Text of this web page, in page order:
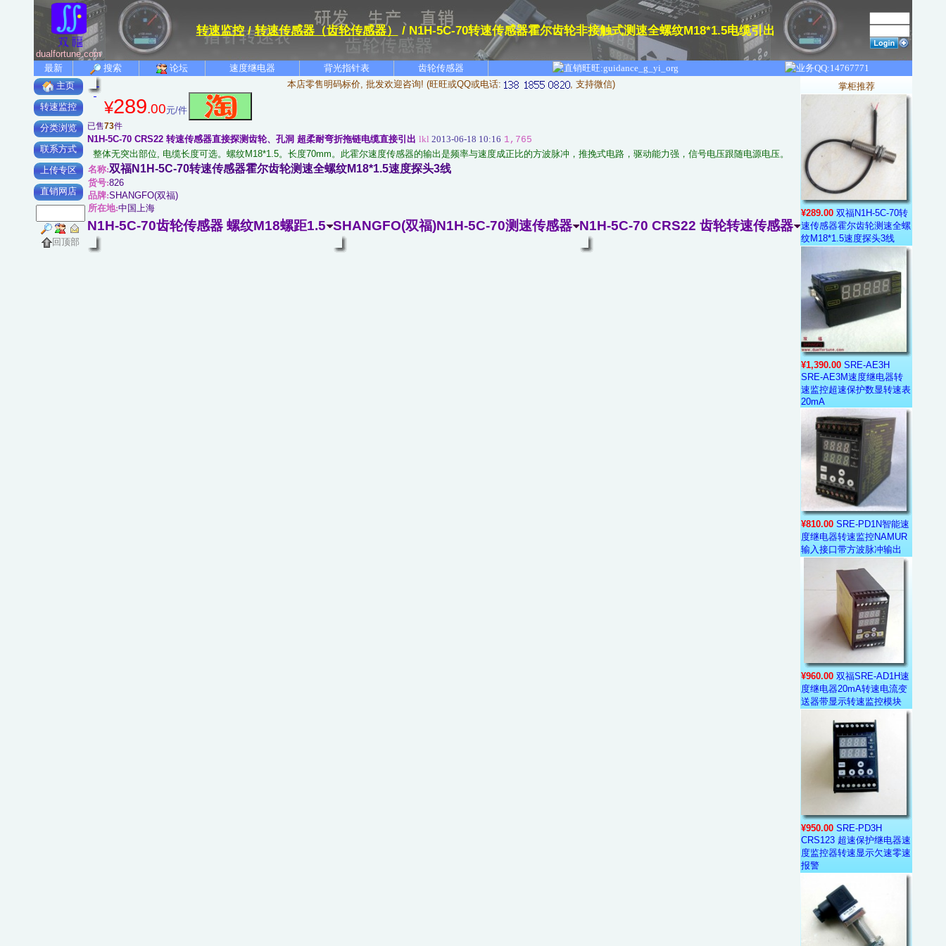
dualfortune.com
转速监控/转速传感器（齿轮传感器） / N1H-5C-70转速传感器霍尔齿轮非接触式测速全螺纹M18*1.5电缆引出
最新 搜索 论坛 速度继电器 背光指针表
齿轮传感器
主页
转速监控
分类浏览
联系方式
上传专区
直销网店
回顶部
本店零售明码标价, 批发欢迎咨询! (旺旺或QQ或电话: , 支持微信)
¥289.00元/件
已售73件
N1H-5C-70 CRS22 转速传感器直接探测齿轮、孔洞 超柔耐弯折拖链电缆直接引出 lkl 2013-06-18 10:16 1,765
整体无突出部位, 电缆长度可选。螺纹M18*1.5。长度70mm。此霍尔速度传感器的输出是频率与速度成正比的方波脉冲，推挽式电路，驱动能力强，信号电压跟随电源电压。
名称:双福N1H-5C-70转速传感器霍尔齿轮测速全螺纹M18*1.5速度探头3线
货号:826
品牌:SHANGFO(双福)
所在地:中国上海
N1H-5C-70齿轮传感器 螺纹M18螺距1.5 SHANGFO(双福)N1H-5C-70测速传感器 N1H-5C-70 CRS22 齿轮转速传感器
掌柜推荐
¥289.00 双福N1H-5C-70转
速传感器霍尔齿轮测速全螺
纹M18*1.5速度探头3线
¥1,390.00 SRE-AE3H
SRE-AE3M速度继电器转
速监控超速保护数显转速表
20mA
¥810.00 SRE-PD1N智能速
度继电器转速监控NAMUR
输入接口带方波脉冲输出
¥960.00 双福SRE-AD1H速
度继电器20mA转速电流变
送器带显示转速监控模块
¥950.00 SRE-PD3H
CRS123 超速保护继电器速
度监控器转速显示欠速零速
报警